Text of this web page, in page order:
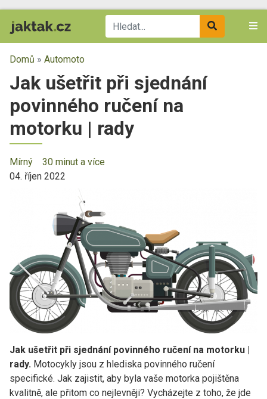
Domů » Automoto
Jak ušetřit při sjednání
povinného ručení na
motorku | rady
Mírný
30 minut a více
04. říjen 2022
Jak ušetřit při sjednání povinného ručení na motorku |
rady. Motocykly jsou z hlediska povinného ručení
specifické. Jak zajistit, aby byla vaše motorka pojištěna
kvalitně, ale přitom co nejlevněji? Vycházejte z toho, že jde